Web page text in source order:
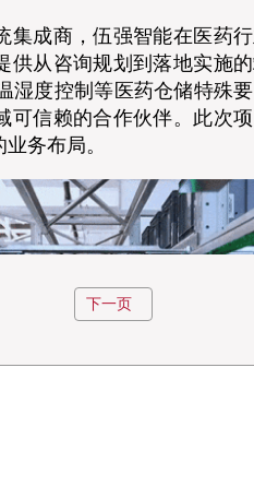
集成商，伍强智能在医药
供从咨询规划到落地实施
湿度控制等医药仓储特殊
可信赖的合作伙伴。此次
务布局。
下一页